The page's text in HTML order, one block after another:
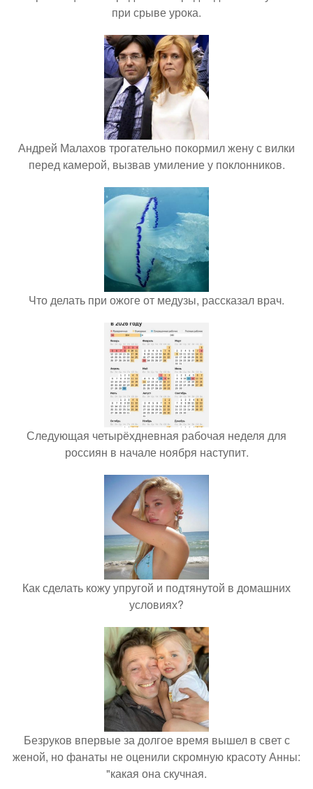
при срыве урока.
Андрей Малахов трогательно покормил жену с вилки
перед камерой, вызвав умиление у поклонников.
Что делать при ожоге от медузы, рассказал врач.
Следующая четырёхдневная рабочая неделя для
россиян в начале ноября наступит.
Как сделать кожу упругой и подтянутой в домашних
условиях?
Безруков впервые за долгое время вышел в свет с
женой, но фанаты не оценили скромную красоту Анны:
"какая она скучная.